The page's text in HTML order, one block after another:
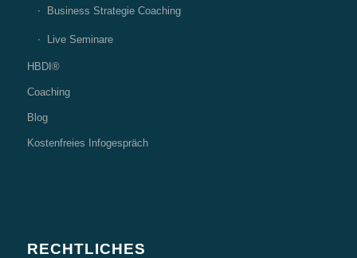
Business Strategie Coaching
Live Seminare
HBDI®
Coaching
Blog
Kostenfreies Infogespräch
RECHTLICHES